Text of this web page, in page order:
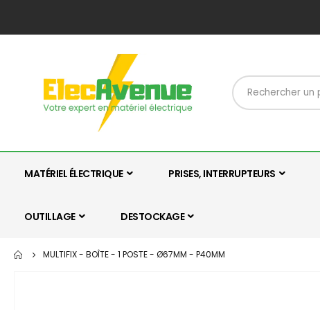
MATÉRIEL ÉLECTRIQUE PRISES, INTERRUPTEURS
OUTILLAGE DESTOCKAGE
MULTIFIX - BOÎTE - 1 POSTE - Ø67MM - P40MM